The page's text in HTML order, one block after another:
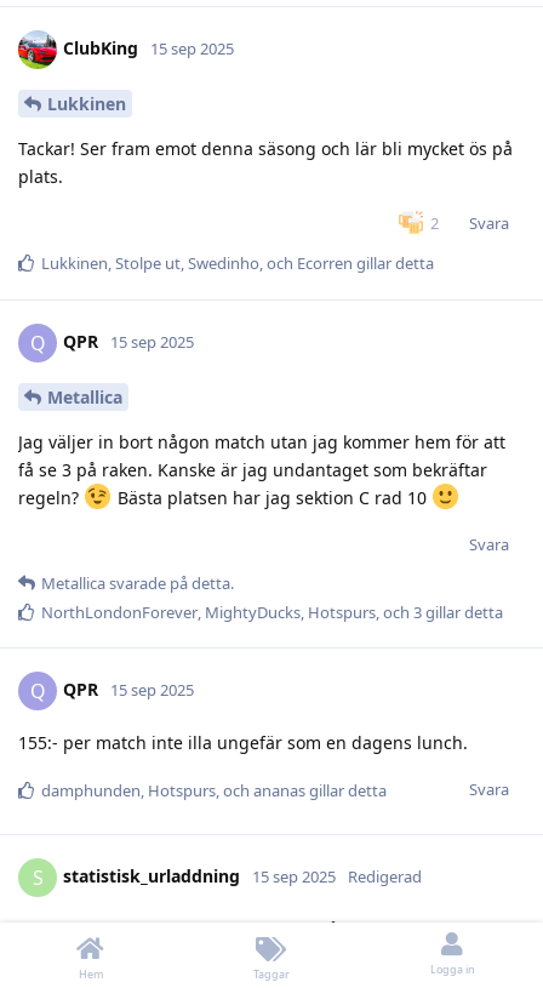
ClubKing 15 sep 2025
Lukkinen
Tackar! Ser fram emot denna säsong och lär bli mycket ös på
plats.
2
Svara
Lukkinen,Stolpe ut,Swedinho, och Ecorren gillar detta
Q QPR 15 sep 2025
Metallica
Jag väljer in bort någon match utan jag kommer hem för att
få se 3 på raken. Kanske är jag undantaget som bekräftar
regeln?
Bästa platsen har jag sektion C rad 10
Svara
Metallicasvarade på detta.
NorthLondonForever, MightyDucks, Hotspurs, och 3gillar detta
Q QPR 15 sep 2025
155:- per match inte illa ungefär som en dagens lunch.
Svara
damphunden, Hotspurs, och ananasgillar detta
S statistisk_urladdning 15 sep 2025 Redigerad
Ser att det är fler lag som verkar ha svårt att fylla arenan (om
det nu blir så här imorgon), Skellefteå läste jag (så vet inte
Hem Taggar Logga in